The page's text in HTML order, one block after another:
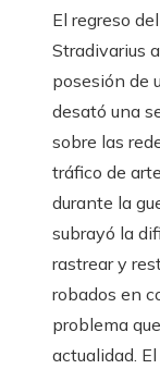
El regreso
Stradivarius
posesión de
desató una
sobre las
tráfico de
durante la
subrayó la
rastrear y
robados en
problema
actualidad.